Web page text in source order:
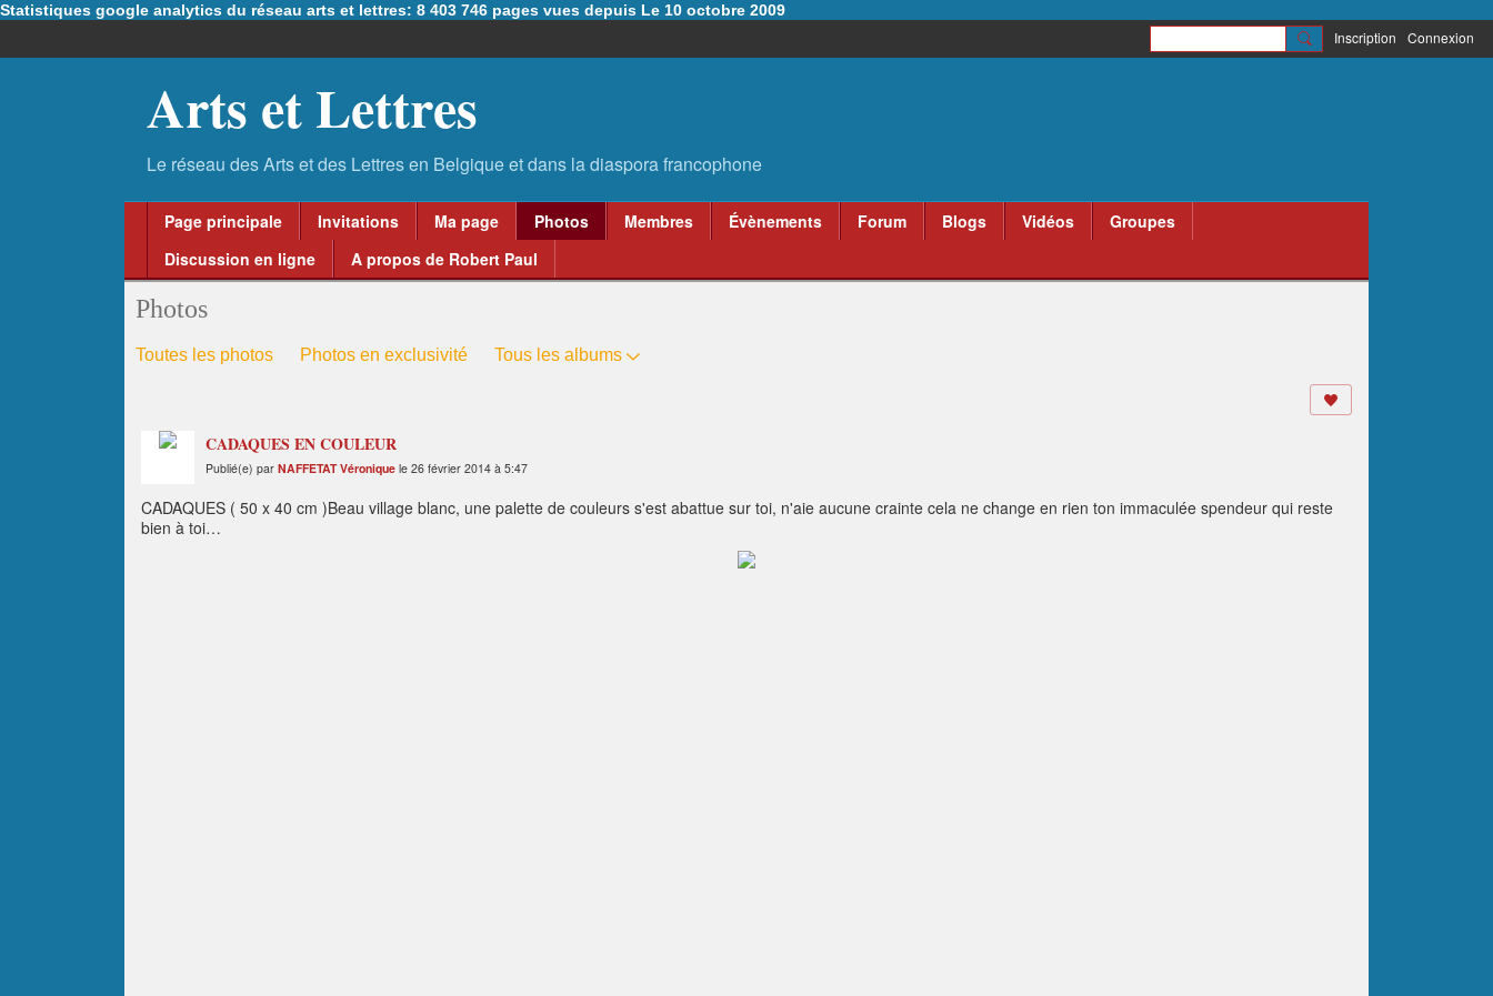
Statistiques google analytics du réseau arts et lettres: 8 403 746 pages vues depuis Le 10 octobre 2009
Inscription Connexion
Arts et Lettres
Page principale Invitations Ma page Photos Membres Évènements Forum Blogs Vidéos
Groupes
Discussion en ligne
A propos de Robert Paul
Photos
Toutes les photos Photos en exclusivité Tous les albums
CADAQUES EN COULEUR
Publié(e) par NAFFETAT Véronique le 26 février 2014 à 5:47
CADAQUES ( 50 x 40 cm )Beau village blanc, une palette de couleurs s'est abattue sur toi, n'aie aucune crainte cela ne change en rien ton immaculée spendeur qui reste
bien à toi…